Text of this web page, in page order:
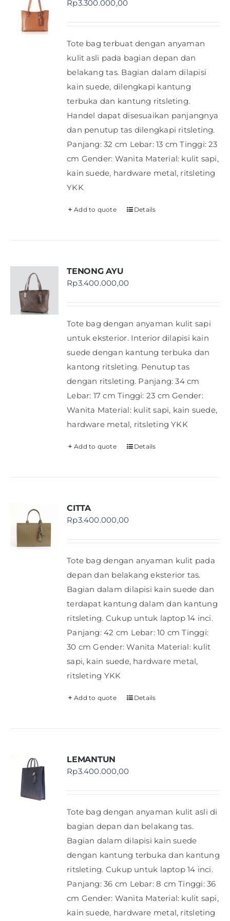
Shop
Rp3.300.000,00
Tote bag terbuat dengan anyaman
kulit asli pada bagian depan dan
belakang tas. Bagian dalam dilapisi
kain suede, dilengkapi kantung
terbuka dan kantung ritsleting.
Handel dapat disesuaikan panjangnya
dan penutup tas dilengkapi ritsleting.
Panjang: 32 cm Lebar: 13 cm Tinggi: 23
cm Gender: Wanita Material: kulit sapi,
kain suede, hardware metal, ritsleting
YKK
Add to quote Details
TENONG AYU
Rp3.400.000,00
Tote bag dengan anyaman kulit sapi
untuk eksterior. Interior dilapisi kain
suede dengan kantung terbuka dan
kantong ritsleting. Penutup tas
dengan ritsleting. Panjang: 34 cm
Lebar: 17 cm Tinggi: 23 cm Gender:
Wanita Material: kulit sapi, kain suede,
hardware metal, ritsleting YKK
Add to quote Details
CITTA
Rp3.400.000,00
Tote bag dengan anyaman kulit pada
depan dan belakang eksterior tas.
Bagian dalam dilapisi kain suede dan
terdapat kantung dalam dan kantung
ritsleting. Cukup untuk laptop 14 inci.
Panjang: 42 cm Lebar: 10 cm Tinggi:
30 cm Gender: Wanita Material: kulit
sapi, kain suede, hardware metal,
ritsleting YKK
Add to quote Details
LEMANTUN
Rp3.400.000,00
Tote bag dengan anyaman kulit asli di
bagian depan dan belakang tas.
Bagian dalam dilapisi kain suede
dengan kantung terbuka dan kantung
ritsleting. Cukup untuk laptop 14 inci.
Panjang: 36 cm Lebar: 8 cm Tinggi: 36
cm Gender: Wanita Material: kulit sapi,
kain suede, hardware metal, ritsleting